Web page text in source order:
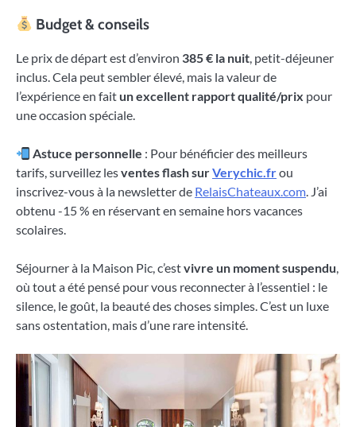
Budget & conseils
Le prix de départ est d’environ 385 € la nuit, petit-déjeuner
inclus. Cela peut sembler élevé, mais la valeur de
l’expérience en fait un excellent rapport qualité/prix pour
une occasion spéciale.
Astuce personnelle : Pour bénéficier des meilleurs
tarifs, surveillez lesventes flash surVerychic.frou
inscrivez-vous à la newsletter de RelaisChateaux.com. J’ai
obtenu -15 % en réservant en semaine hors vacances
scolaires.
Séjourner à la Maison Pic, c’estvivre un moment suspendu,
où tout a été pensé pour vous reconnecter à l’essentiel : le
silence, le goût, la beauté des choses simples. C’est un luxe
sans ostentation, mais d’une rare intensité.